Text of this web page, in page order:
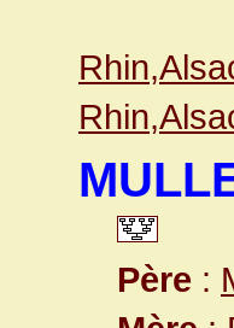
Père :